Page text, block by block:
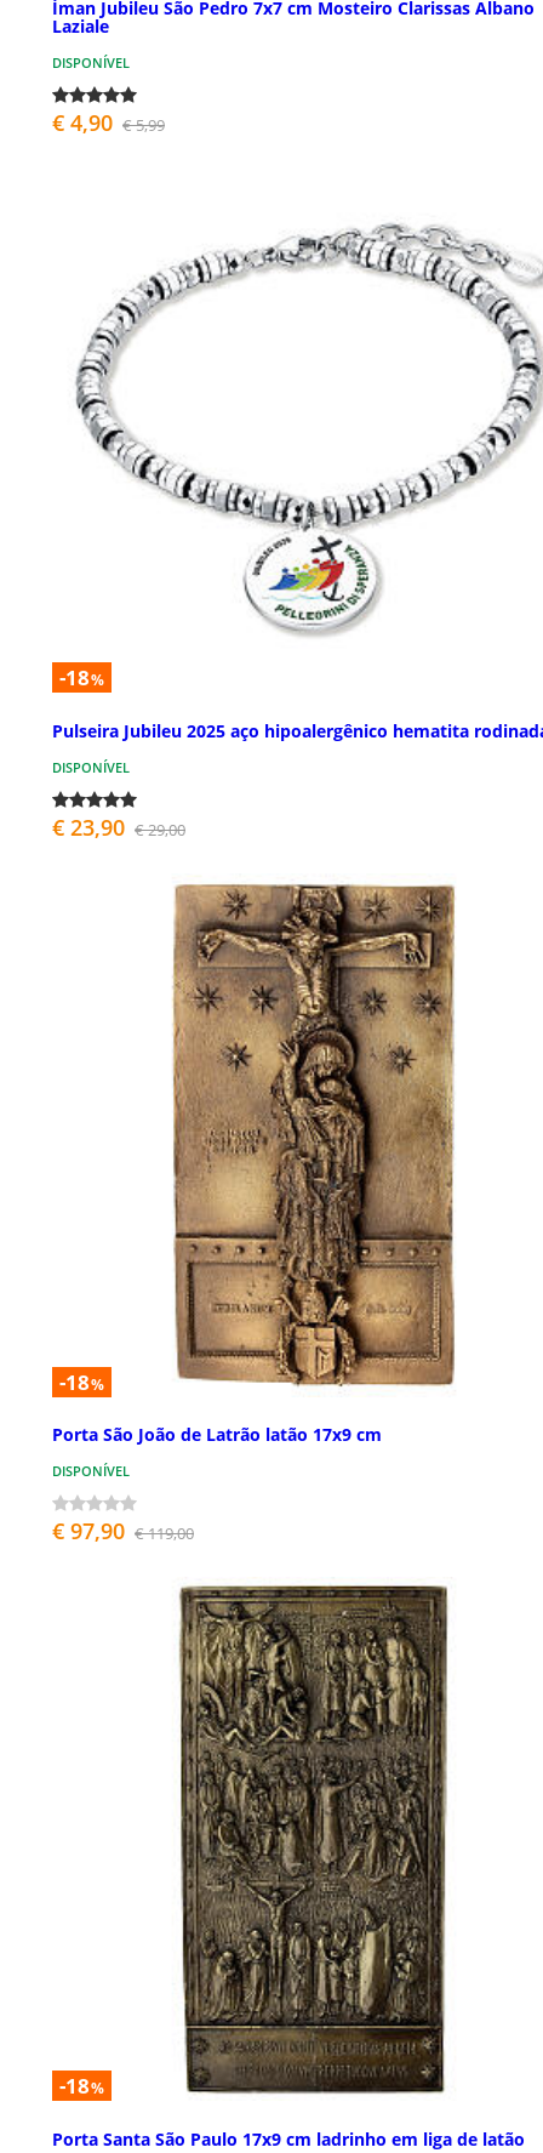
Íman Jubileu São Pedro 7x7 cm Mosteiro Clarissas Albano
Laziale
DISPONÍVEL
€ 4,90 € 5,99
-18%
Pulseira Jubileu 2025 aço hipoalergênico hematita
DISPONÍVEL
€ 23,90 € 29,00
-18%
Porta São João de Latrão latão 17x9 cm
DISPONÍVEL
€ 97,90 € 119,00
-18%
Porta Santa São Paulo 17x9 cm ladrinho em liga de latão